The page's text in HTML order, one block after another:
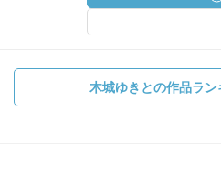
木城ゆきとの作品ラ